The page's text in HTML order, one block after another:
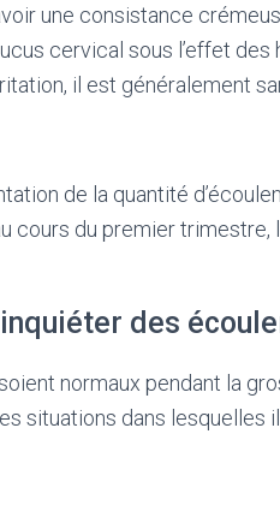
une consistance
cervical sous l’effet des
il est généralement
de la quantité
cours du premier trimestre,
des
normaux pendant la
situations dans lesquelles